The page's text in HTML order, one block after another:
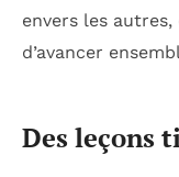
envers les
d’avancer
Des leçons